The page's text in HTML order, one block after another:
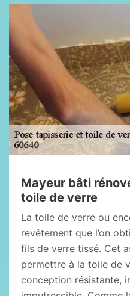
Mayeur bâti
toile de verre
La toile de verre ou
revêtement que l’on
fils de verre tissé. Cet
permettre à la toile de
conception résistante,